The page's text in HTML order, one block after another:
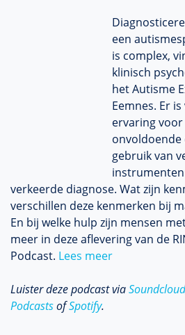
een
is complex,
klinisch
het Autisme
Eemnes. Er
ervaring
gebruik van
verkeerde diagnose. Wat zijn
verschillen deze kenmerken bij
En bij welke hulp zijn mensen
meer in deze aflevering van de
Podcast. Lees meer
Luister deze podcast viaSoundcloud
PodcastsofSpotify.